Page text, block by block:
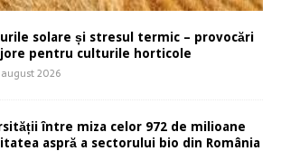
solare și stresul termic – provocări
pentru culturile horticole
2026
între miza celor 972 de milioane
aspră a sectorului bio din România